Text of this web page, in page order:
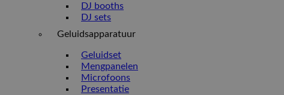
DJ booths
DJ sets
Geluidsapparatuur
Geluidset
Mengpanelen
Microfoons
Presentatie